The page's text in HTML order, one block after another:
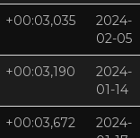
+00:03,035
2024-
02-05
+00:03,190
2024-
01-14
+00:03,672
2024-